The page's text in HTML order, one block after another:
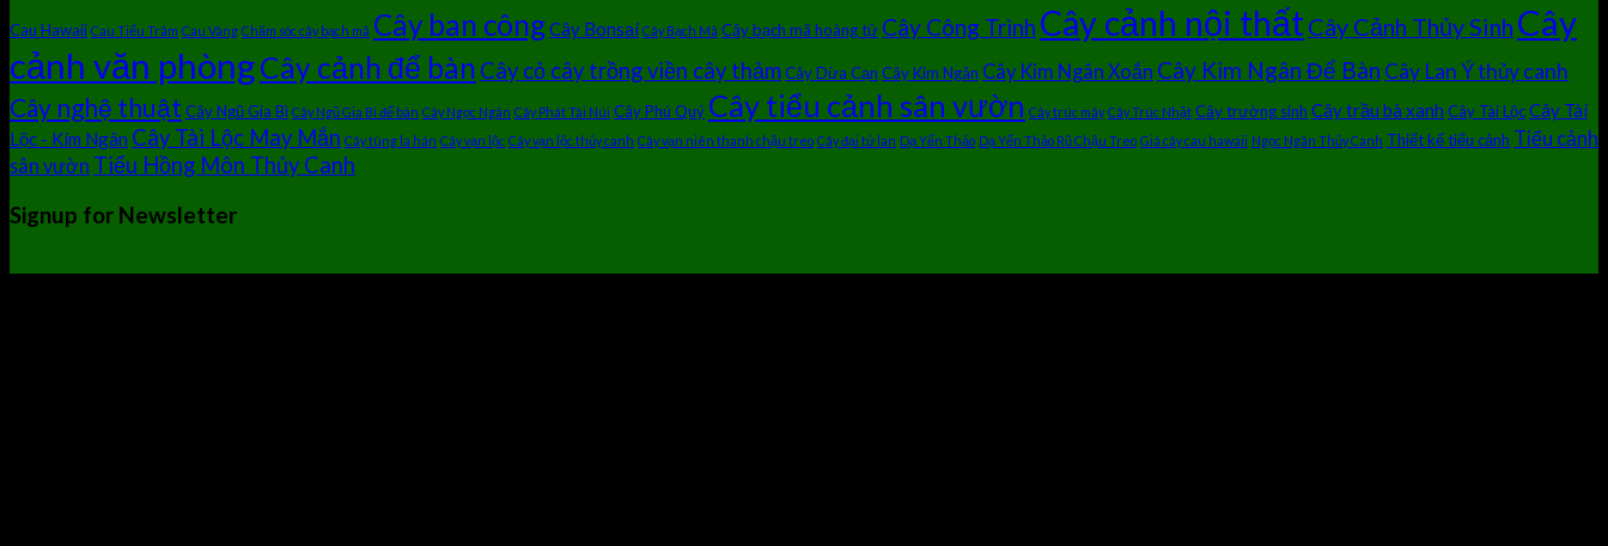
Cau Hawaii Cau Tiểu Trâm Cau Vàng Chăm sóc cây bạch mã Cây ban côngCây Bonsai Cây Bạch Mã Cây bạch mã hoàng tử Cây Công Trình Cây cảnh nội thấtCây Cảnh Thủy Sinh Cây
cảnh văn phòngCây cảnh để bàn Cây cỏ cây trồng viền cây thảmCây Dừa Cạn Cây Kim Ngân Cây Kim Ngân Xoắn Cây Kim Ngân Để Bàn Cây Lan Ý thủy canh
Cây nghệ thuật Cây Ngũ Gia Bì Cây Ngũ Gia Bì để bàn Cây Ngọc Ngân Cây Phát Tài Núi Cây Phú Quý Cây tiểu cảnh sân vườn Cây trúc mây Cây Trúc Nhật Cây trường sinh Cây trầu bà xanh Cây Tài LộcCây Tài
Lộc - Kim Ngân Cây Tài Lộc May Mắn Cây tùng la hán Cây vạn lộc Cây vạn lộc thủy canh Cây vạn niên thanh chậu treo Cây đại tứ lan Dạ Yến Thảo Dạ Yến Thảo Rũ Chậu Treo Giá cây cau hawaii Ngọc Ngân Thủy Canh Thiết kế tiểu cảnh Tiểu cảnh
sân vườn Tiểu Hồng Môn Thủy Canh
Signup for Newsletter